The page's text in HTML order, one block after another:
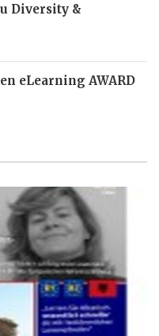
Diversity &
eLearning AWARD